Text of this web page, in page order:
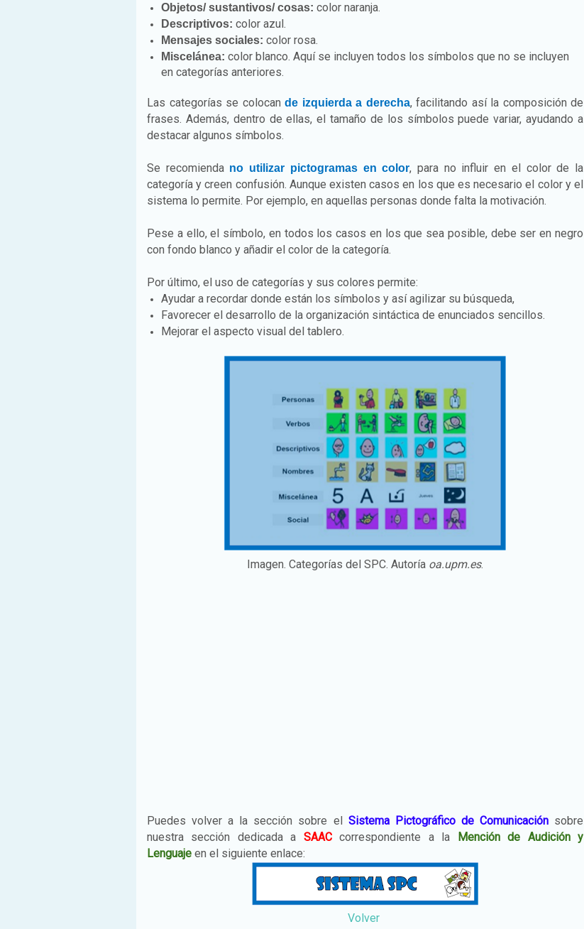
Objetos/ sustantivos/ cosas: color naranja.
Descriptivos: color azul.
Mensajes sociales: color rosa.
Miscelánea: color blanco. Aquí se incluyen todos los símbolos que no se incluyen
en categorías anteriores.
Las categorías se colocan de izquierda a derecha, facilitando así la composición de
frases. Además, dentro de ellas, el tamaño de los símbolos puede variar, ayudando a
destacar algunos símbolos.
Se recomienda no utilizar pictogramas en color, para no influir en el color de la
categoría y creen confusión. Aunque existen casos en los que es necesario el color y el
sistema lo permite. Por ejemplo, en aquellas personas donde falta la motivación.
Pese a ello, el símbolo, en todos los casos en los que sea posible, debe ser en negro
con fondo blanco y añadir el color de la categoría.
Por último, el uso de categorías y sus colores permite:
Ayudar a recordar donde están los símbolos y así agilizar su búsqueda,
Favorecer el desarrollo de la organización sintáctica de enunciados sencillos.
Mejorar el aspecto visual del tablero.
Imagen. Categorías del SPC. Autoría oa.upm.es.
Puedes volver a la sección sobre el Sistema Pictográfico de Comunicaciónsobre
nuestra sección dedicada a SAACcorrespondiente a la Mención de Audición y
Lenguaje en el siguiente enlace:
Volver